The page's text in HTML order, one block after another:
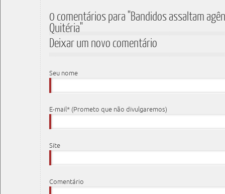
0 comentários para "Bandidos assaltam
Quitéria"
Deixar um novo comentário
Seu nome
E-mail* (Prometo que não divulgaremos)
Site
Comentário